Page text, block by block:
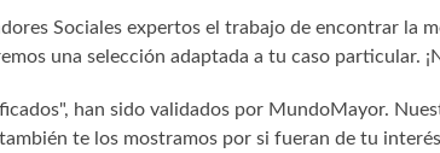
Sociales expertos el trabajo de encontrar la
una selección adaptada a tu caso particular.
han sido validados por MundoMayor.
te los mostramos por si fueran de tu